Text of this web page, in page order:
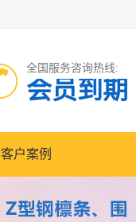
全国服务咨询热线:
会员到期
客户案例